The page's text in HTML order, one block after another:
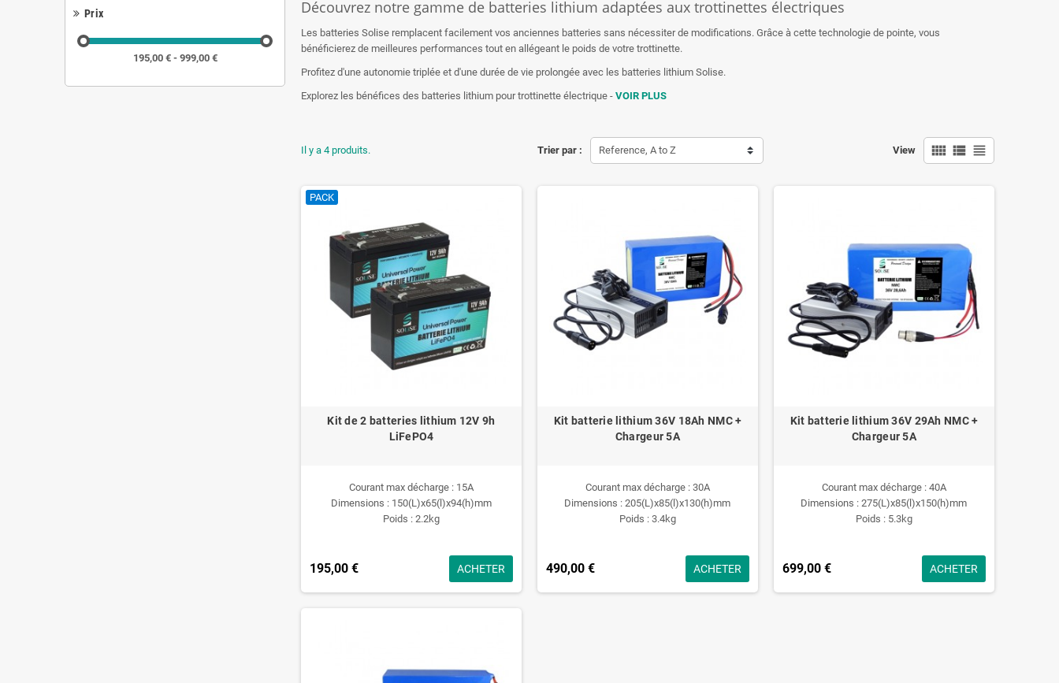
Prix
195,00 € - 999,00 €
Découvrez notre gamme de batteries lithium adaptées aux trottinettes électriques
Les batteries Solise remplacent facilement vos anciennes batteries sans nécessiter de modifications. Grâce à cette technologie de pointe, vous
bénéficierez de meilleures performances tout en allégeant le poids de votre trottinette.
Profitez d'une autonomie triplée et d'une durée de vie prolongée avec les batteries lithium Solise.
Explorez les bénéfices des batteries lithium pour trottinette électrique - VOIR PLUS
Trier par : Reference, A to Z View view_comfy view_list view_headline
Il y a 4 produits.
PACK
Kit de 2 batteries lithium 12V 9h
LiFePO4
Courant max décharge : 15A
Dimensions : 150(L)x65(l)x94(h)mm
Poids : 2.2kg
195,00 € ACHETER
Kit batterie lithium 36V 18Ah NMC +
Chargeur 5A
Courant max décharge : 30A
Dimensions : 205(L)x85(l)x130(h)mm
Poids : 3.4kg
490,00 € ACHETER
Kit batterie lithium 36V 29Ah NMC +
Chargeur 5A
Courant max décharge : 40A
Dimensions : 275(L)x85(l)x150(h)mm
Poids : 5.3kg
699,00 € ACHETER